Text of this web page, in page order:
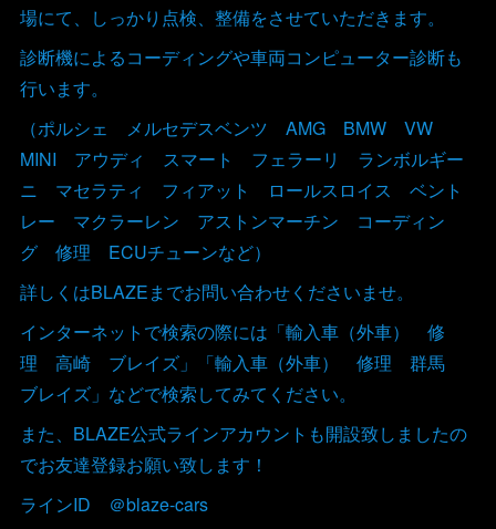
場にて、しっかり点検、整備をさせていただきます。
診断機によるコーディングや車両コンピューター診断も
行います。
（ポルシェ メルセデスベンツ AMG BMW VW
MINI アウディ スマート フェラーリ ランボルギー
ニ マセラティ フィアット ロールスロイス ベント
レー マクラーレン アストンマーチン コーディン
グ 修理 ECUチューンなど）
詳しくはBLAZEまでお問い合わせくださいませ。
インターネットで検索の際には「輸入車（外車） 修
理 高崎 ブレイズ」「輸入車（外車） 修理 群馬
ブレイズ」などで検索してみてください。
また、BLAZE公式ラインアカウントも開設致しましたの
でお友達登録お願い致します！
ラインID ＠blaze-cars